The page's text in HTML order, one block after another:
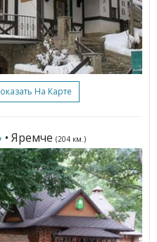
На Карте
• Яремче (204 км.)